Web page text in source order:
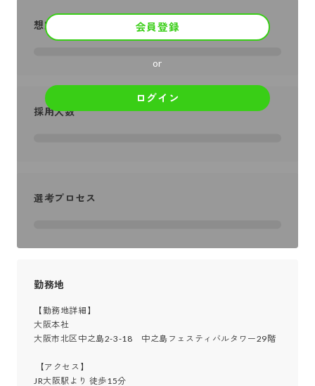
会員登録
or
ログイン
想定年収
採用人数
選考プロセス
勤務地
【勤務地詳細】
大阪本社
大阪市北区中之島2-3-18　中之島フェスティバルタワー29階
JR大阪駅より 徒歩15分